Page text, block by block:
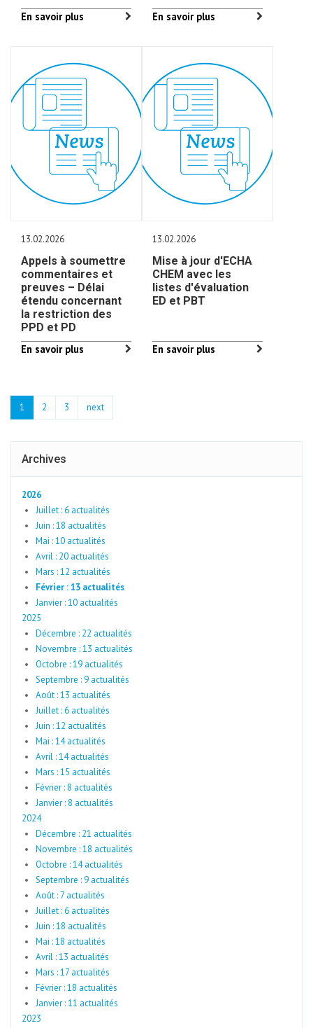
En savoir plus En savoir plus
13.02.2026
Appels à soumettre
commentaires et
preuves – Délai
étendu concernant
la restriction des
PPD et PD
En savoir plus
13.02.2026
Mise à jour d'ECHA
CHEM avec les
listes d'évaluation
ED et PBT
En savoir plus
1 2 3 next
Archives
2026
Juillet : 6 actualités
Juin : 18 actualités
Mai : 10 actualités
Avril : 20 actualités
Mars : 12 actualités
Février : 13 actualités
Janvier : 10 actualités
2025
Décembre : 22 actualités
Novembre : 13 actualités
Octobre : 19 actualités
Septembre : 9 actualités
Août : 13 actualités
Juillet : 6 actualités
Juin : 12 actualités
Mai : 14 actualités
Avril : 14 actualités
Mars : 15 actualités
Février : 8 actualités
Janvier : 8 actualités
2024
Décembre : 21 actualités
Novembre : 18 actualités
Octobre : 14 actualités
Septembre : 9 actualités
Août : 7 actualités
Juillet : 6 actualités
Juin : 18 actualités
Mai : 18 actualités
Avril : 13 actualités
Mars : 17 actualités
Février : 18 actualités
Janvier : 11 actualités
2023